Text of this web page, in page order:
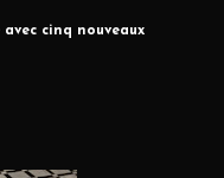
cinq nouveaux